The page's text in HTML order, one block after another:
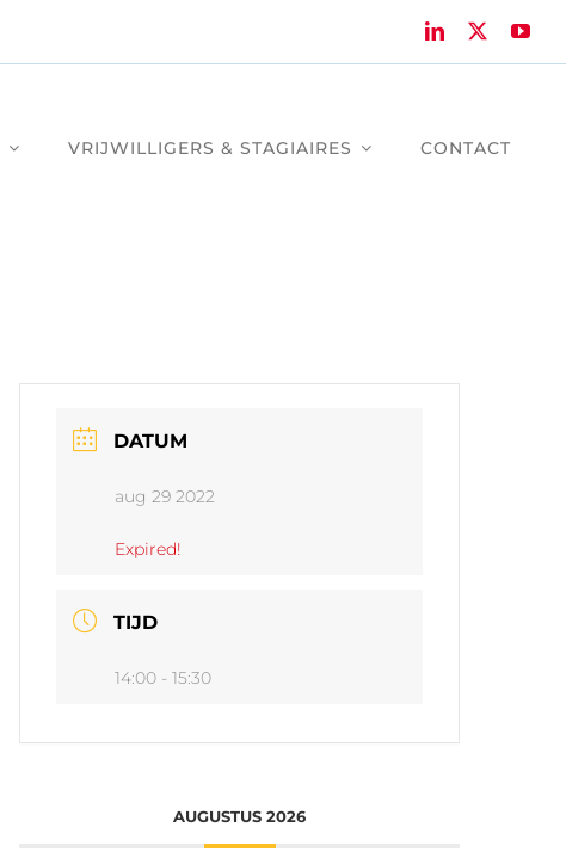
VRIJWILLIGERS & STAGIAIRES CONTACT
DATUM
aug 29 2022
Expired!
TIJD
14:00 - 15:30
AUGUSTUS 2026